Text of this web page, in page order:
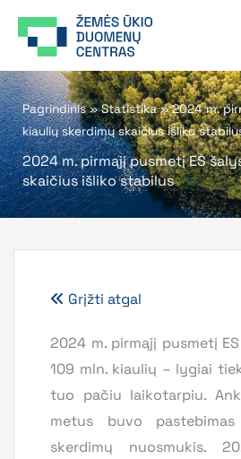
prie
Pagrindinis»Statistika»2024 m.
kiaulių skerdimų skaičius išliko
2024 m. pirmąjį pusmetį ES
skaičius išliko stabilus
Grįžti atgal
2024 m. pirmąjį pusmetį
109 mln. kiaulių – lygiai
tuo pačiu laikotarpiu.
metus buvo
skerdimų nuosmukis.